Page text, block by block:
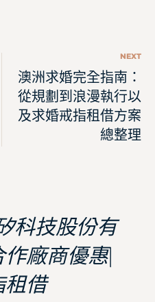
NEXT
澳洲求婚完全指南：
從規劃到浪漫執行以
及求婚戒指租借方案
總整理
科技股份有
廠商優惠|
借